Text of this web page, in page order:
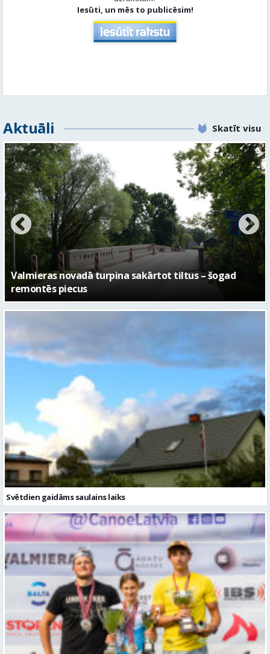
Iesūti, un mēs to publicēsim!
Aktuāli Skatīt visu
No pagaidu teātra līdz laikmetīgās kultūras centram
– kā attīstīsies “Kurtuve”
Svētdien gaidāms saulains laiks